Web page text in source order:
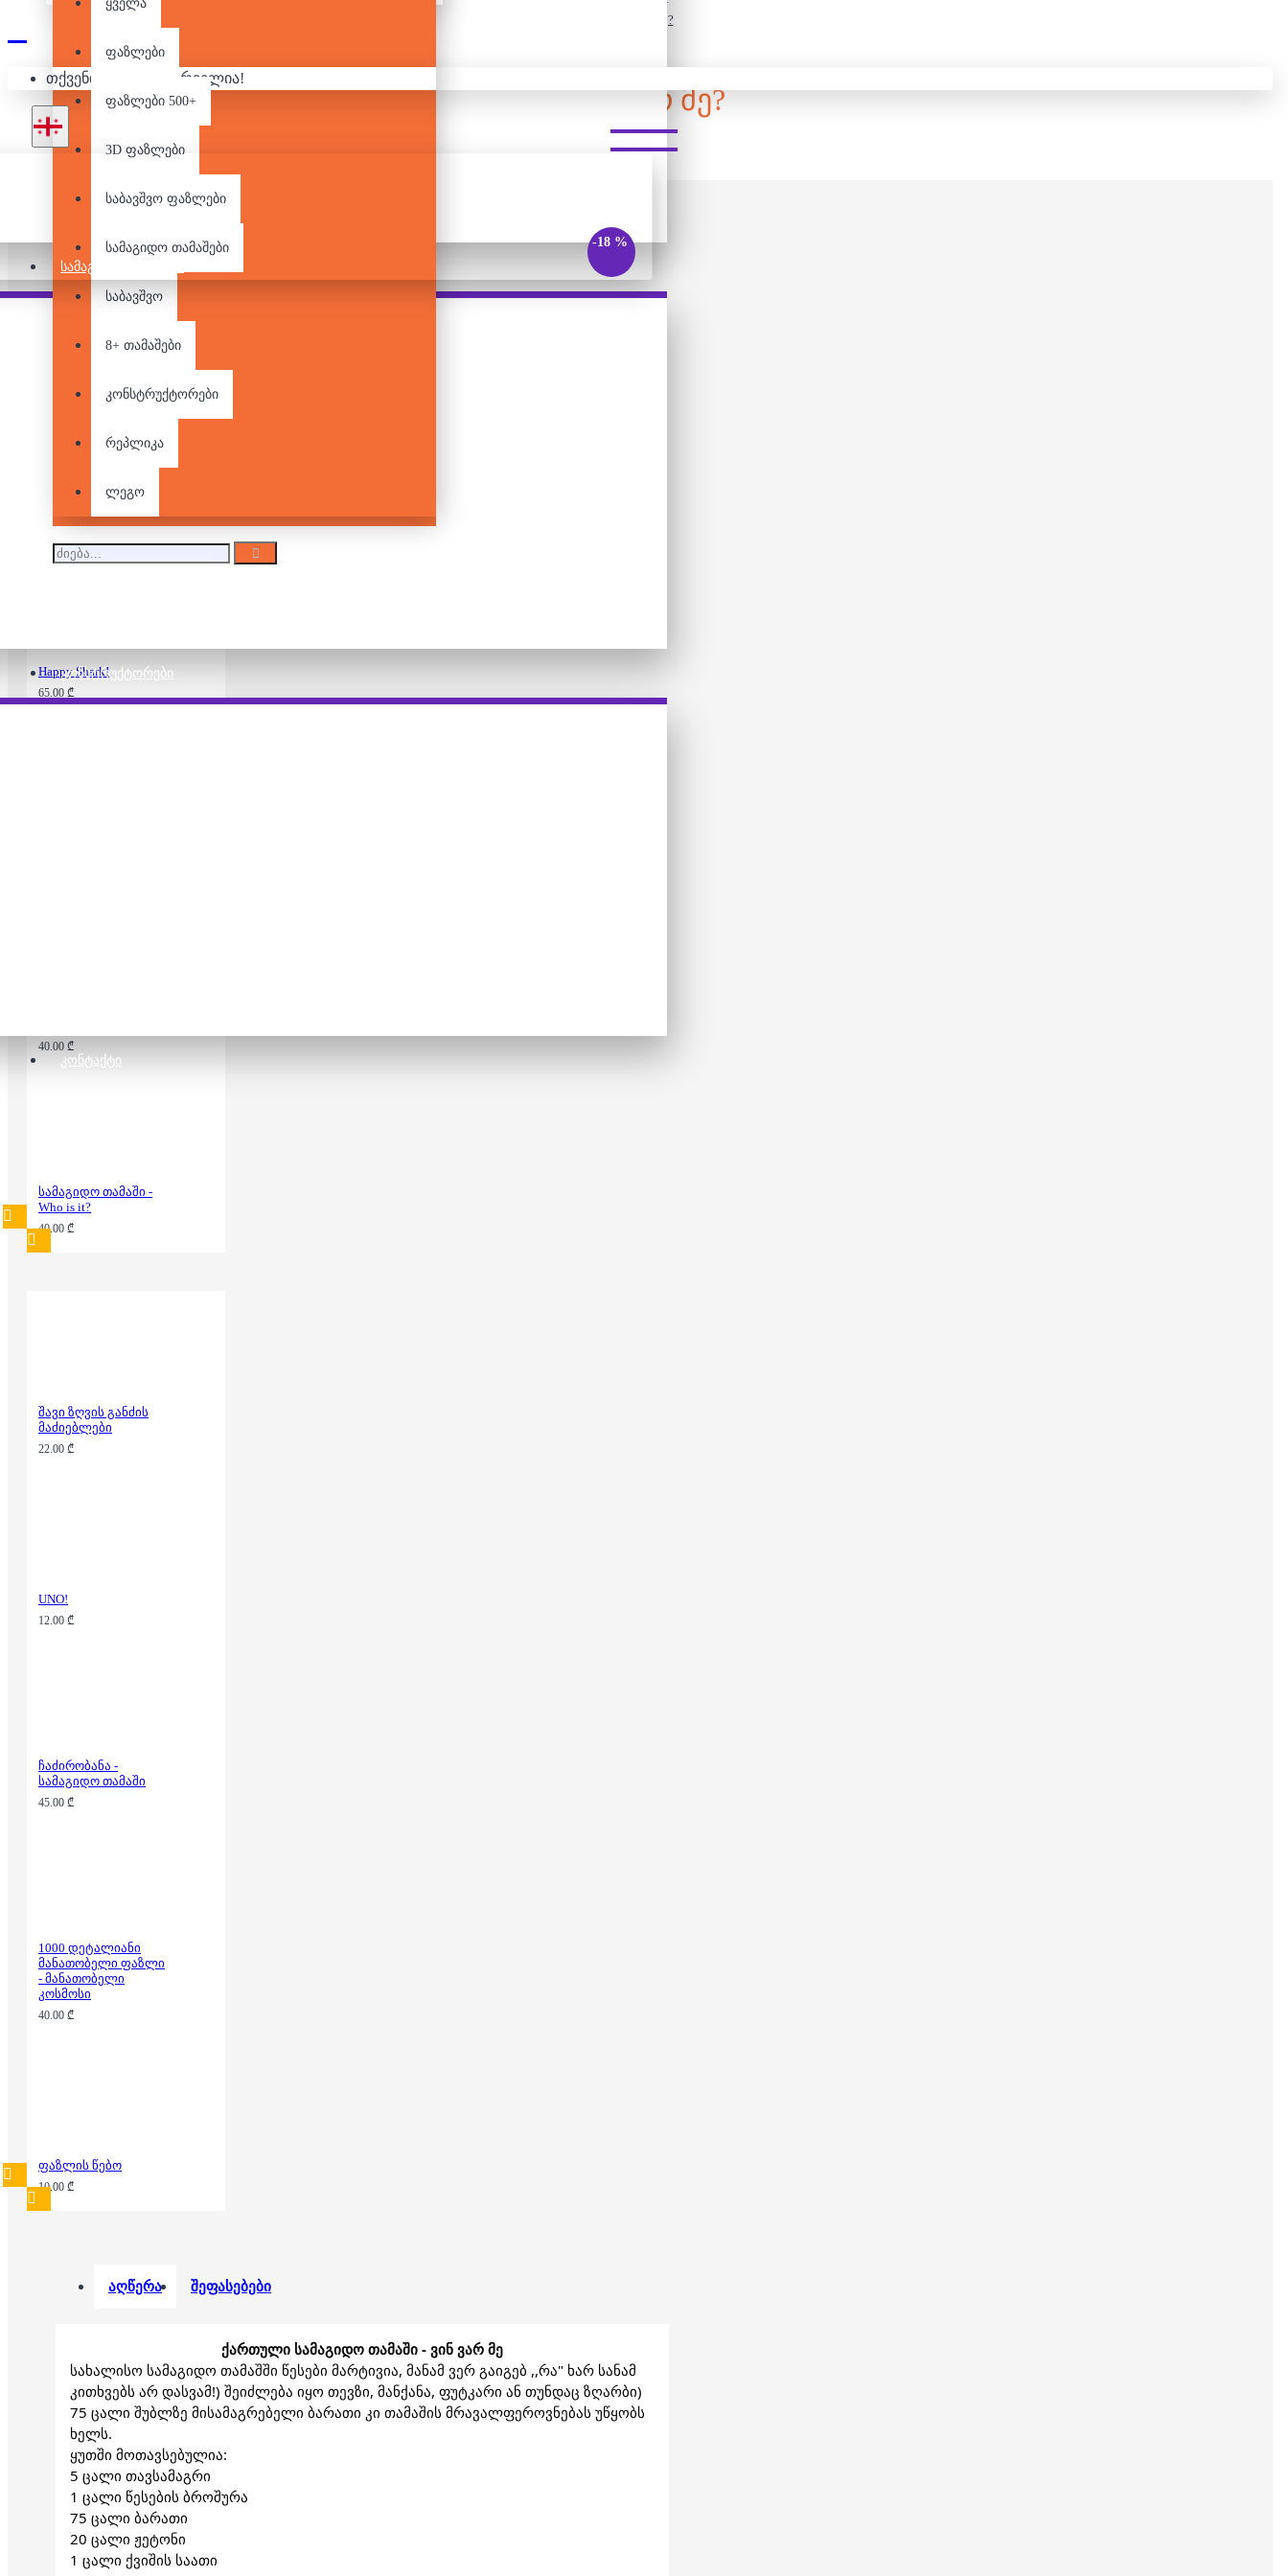
ᲡᲐᲛᲐᲒᲘᲓᲝ ᲗᲐᲛᲐᲨᲔᲑᲘ
ᲙᲝᲜᲡᲢᲠᲣᲥᲢᲝᲠᲔᲑᲘ
ᲙᲝᲜᲢᲐᲥᲢᲘ
ყველა
ფაზლები
ფაზლები 500+
3D ფაზლები
საბავშვო ფაზლები
სამაგიდო თამაშები
საბავშვო
8+ თამაშები
კონსტრუქტორები
რეპლიკა
ლეგო
თქვენი კალათა ცარიელია!
ვინ ვარ მე?
ᲕᲘᲜ ᲕᲐᲠ ᲛᲔ?
-18 %
People Also Bought
Penguin Trap!
Happy Shark!
65.00 ₾
40.00 ₾
სამაგიდო თამაში -
Who is it?
40.00 ₾
შავი ზღვის განძის
მაძიებლები
22.00 ₾
UNO!
12.00 ₾
ჩაძირობანა -
სამაგიდო თამაში
45.00 ₾
1000 დეტალიანი
მანათობელი ფაზლი
- მანათობელი
კოსმოსი
40.00 ₾
ფაზლის წებო
10.00 ₾
აღწერა შეფასებები
ქართული სამაგიდო თამაში - ვინ ვარ მე
სახალისო სამაგიდო თამაშში წესები მარტივია, მანამ ვერ გაიგებ ,,რა" ხარ სანამ
კითხვებს არ დასვამ!) შეიძლება იყო თევზი, მანქანა, ფუტკარი ან თუნდაც ზღარბი)
75 ცალი შუბლზე მისამაგრებელი ბარათი კი თამაშის მრავალფეროვნებას უწყობს
ხელს.
ყუთში მოთავსებულია:
5 ცალი თავსამაგრი
1 ცალი წესების ბროშურა
75 ცალი ბარათი
20 ცალი ჟეტონი
1 ცალი ქვიშის საათი